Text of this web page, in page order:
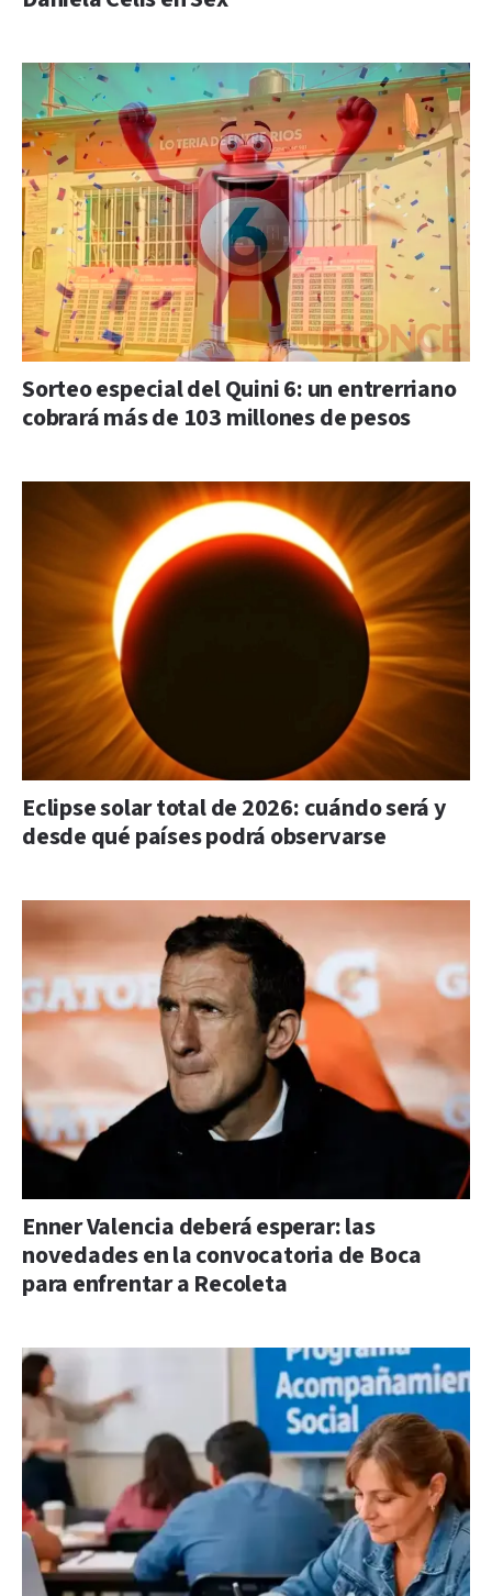
Sorteo especial del Quini 6: un entrerriano
cobrará más de 103 millones de pesos
Eclipse solar total de 2026: cuándo será y
desde qué países podrá observarse
Enner Valencia deberá esperar: las
novedades en la convocatoria de Boca
para enfrentar a Recoleta